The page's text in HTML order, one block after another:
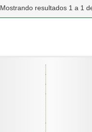
Mostrando resultados 1 a 1